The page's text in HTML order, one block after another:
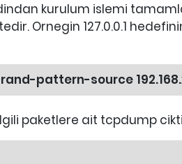
kurulum islemi
Ornegin 127.0.0.1
pattern-source
paketlere ait tcpdump